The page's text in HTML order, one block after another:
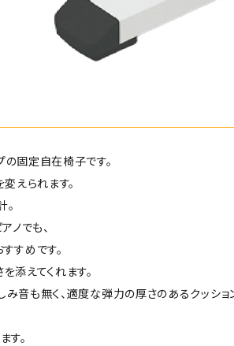
固定自在椅子です。
えられます。
ノでも、
すめです。
添えてくれます。
音も無く、適度な弾力の厚さのあるクッシ
す。